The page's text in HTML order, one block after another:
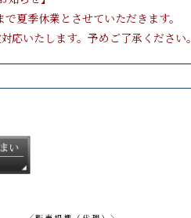
で夏季休業と させていただきます。
応いたします。 予めご了承ください。